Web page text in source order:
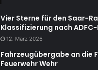
Vier Sterne für den Saar-
Klassifizierung nach
12. März 2026
Fahrzeugübergabe an die
Feuerwehr Wehr